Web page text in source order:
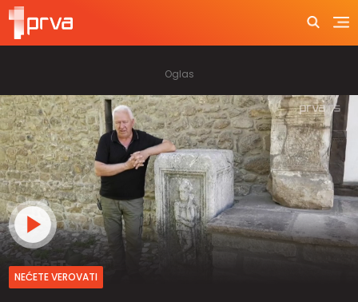
NEĆETE VEROVATI